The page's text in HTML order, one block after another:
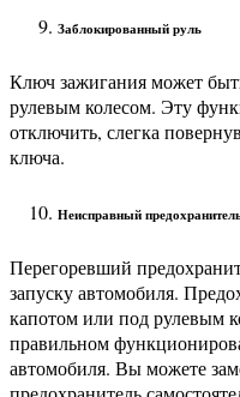
Заблокированный руль
Ключ зажигания может
рулевым колесом. Эту
отключить, слегка
ключа.
Неисправный
Перегоревший
запуску автомобиля.
капотом или под рулевым
правильном
автомобиля. Вы можете